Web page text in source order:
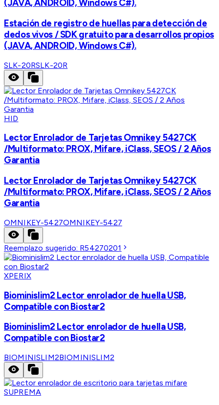
(JAVA, ANDROID, Windows C#).
Estación de registro de huellas para detección de
dedos vivos / SDK gratuito para desarrollos propios
(JAVA, ANDROID, Windows C#).
SLK-20RSLK-20R
HID
Lector Enrolador de Tarjetas Omnikey 5427CK
/Multiformato: PROX, Mifare, iClass, SEOS / 2 Años
Garantia
Lector Enrolador de Tarjetas Omnikey 5427CK
/Multiformato: PROX, Mifare, iClass, SEOS / 2 Años
Garantia
OMNIKEY-5427OMNIKEY-5427
Reemplazo sugerido: R54270201
XPERIX
Biominislim2 Lector enrolador de huella USB,
Compatible con Biostar2
Biominislim2 Lector enrolador de huella USB,
Compatible con Biostar2
BIOMINISLIM2BIOMINISLIM2
SUPREMA